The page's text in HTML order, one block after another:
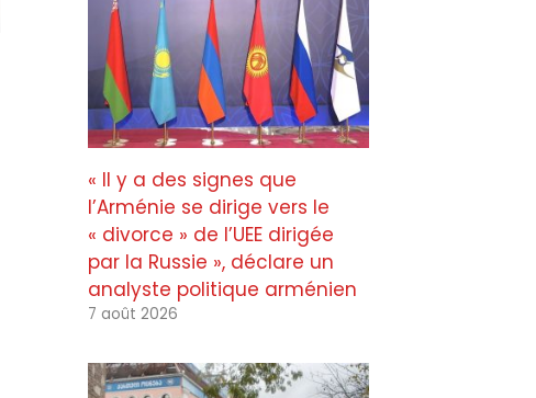
« Il y a des signes que
l’Arménie se dirige vers le
« divorce » de l’UEE dirigée
par la Russie », déclare un
analyste politique arménien
7 août 2026